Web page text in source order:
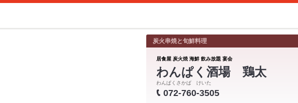
炭火串焼と旬鮮料理
居食屋 炭火焼 海鮮 飲み放題 宴会
わんぱく酒場 鶏太
わんぱくさかば けいた
072-760-3505